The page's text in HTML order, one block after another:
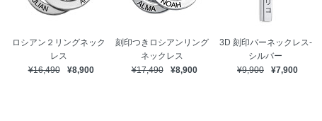
ロシアン２リングネック
レス
¥16,490
¥8,900
刻印つきロシアンリング
ネックレス
¥17,490
¥8,900
3D 刻印バーネックレス-
シルバー
¥9,900
¥7,900